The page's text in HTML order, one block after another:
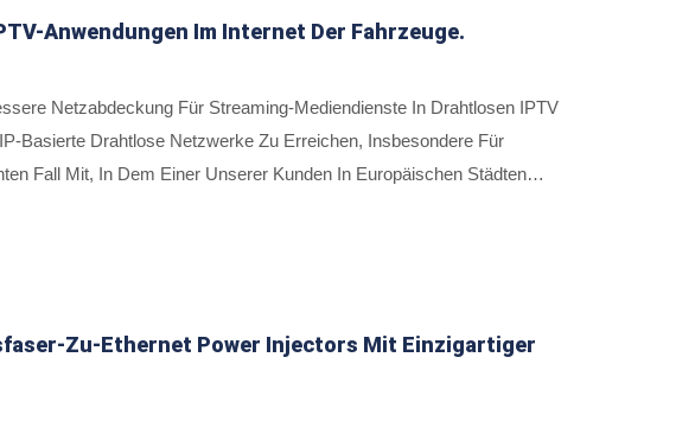
Anwendungen Im Internet Der Fahrzeuge.
Netzabdeckung Für Streaming-Mediendienste In Drahtlosen IPTV
Basierte Drahtlose Netzwerke Zu Erreichen, Insbesondere Für
Fall Mit, In Dem Einer Unserer Kunden In Europäischen Städten
Zu-Ethernet Power Injectors Mit Einzigartiger